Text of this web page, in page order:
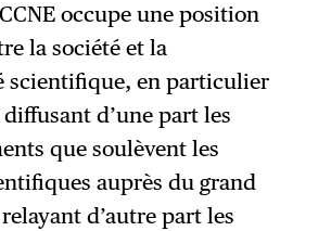
occupe une position
la société et la
scientifique, en particulier
d’une part les
que soulèvent les
auprès du grand
d’autre part les